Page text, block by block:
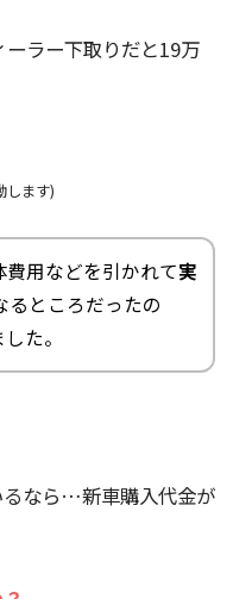
ーラー下取りだと19万
します)
用などを引かれて実
るところだったの
た。
るなら…新車購入代金が